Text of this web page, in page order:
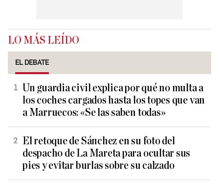
LO MÁS LEÍDO
EL DEBATE
Un guardia civil explica por qué no multa a
los coches cargados hasta los topes que van
a Marruecos: «Se las saben todas»
El retoque de Sánchez en su foto del
despacho de La Mareta para ocultar sus
pies y evitar burlas sobre su calzado